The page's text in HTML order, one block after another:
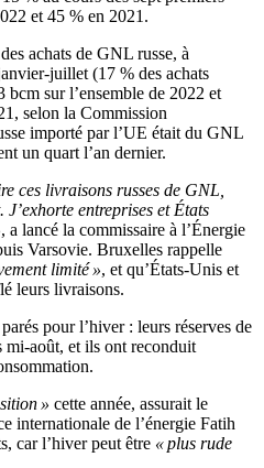
et 45 % en 2021.
achats de GNL russe, à
juillet (17 % des achats
sur l’ensemble de 2022 et
selon la Commission
importé par l’UE était du GNL
un quart l’an dernier.
ces livraisons russes de GNL,
entreprises et États
, a lancé la commissaire à l’Énergie
Varsovie. Bruxelles rappelle
limité », et qu’États-Unis et
leurs livraisons.
pour l’hiver : leurs réserves de
mi-août, et ils ont reconduit
» cette année, assurait le
internationale de l’énergie Fatih
car l’hiver peut être « plus rude